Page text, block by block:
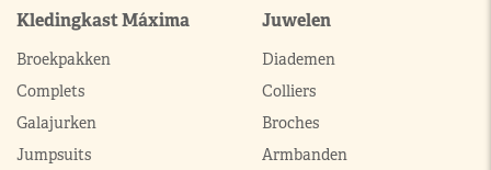
Kledingkast Máxima
Broekpakken
Complets
Galajurken
Jumpsuits
Juwelen
Diademen
Colliers
Broches
Armbanden